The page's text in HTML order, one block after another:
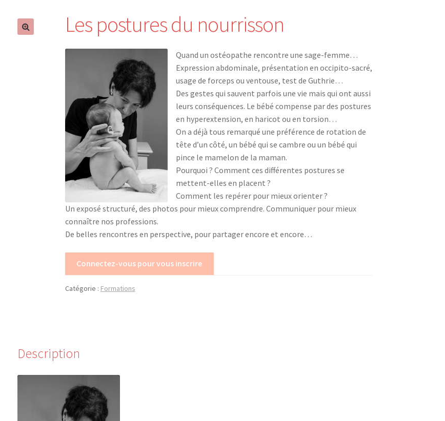
Les postures du nourrisson
Quand un ostéopathe rencontre une sage-femme…
Expression abdominale, présentation en occipito-sacré,
usage de forceps ou ventouse, test de Guthrie…
Des gestes qui sauvent parfois une vie mais qui ont aussi
leurs conséquences. Le bébé compense par des postures
en hyperextension, en haricot ou en torsion…
On a déjà tous remarqué une préférence de rotation de
tête d’un côté, un bébé qui se cambre ou un bébé qui
pince le mamelon de la maman.
Pourquoi ? Comment ces différentes postures se
mettent-elles en placent ?
Comment les repérer pour mieux orienter ?
Un exposé structuré, des photos pour mieux comprendre. Communiquer pour mieux
connaître nos professions.
De belles rencontres en perspective, pour partager encore et encore…
Connectez-vous pour vous inscrire
Catégorie : Formations
Description